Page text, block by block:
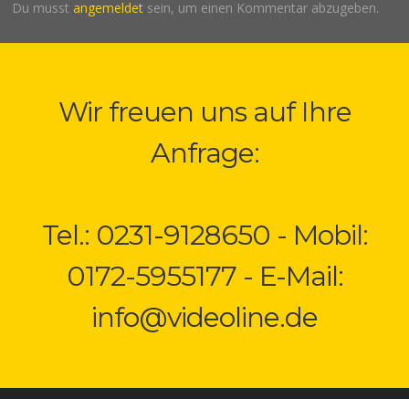
Du musst angemeldet sein, um einen Kommentar abzugeben.
Wir freuen uns auf Ihre
Anfrage:
Tel.: 0231-9128650 - Mobil:
0172-5955177 - E-Mail:
info@videoline.de